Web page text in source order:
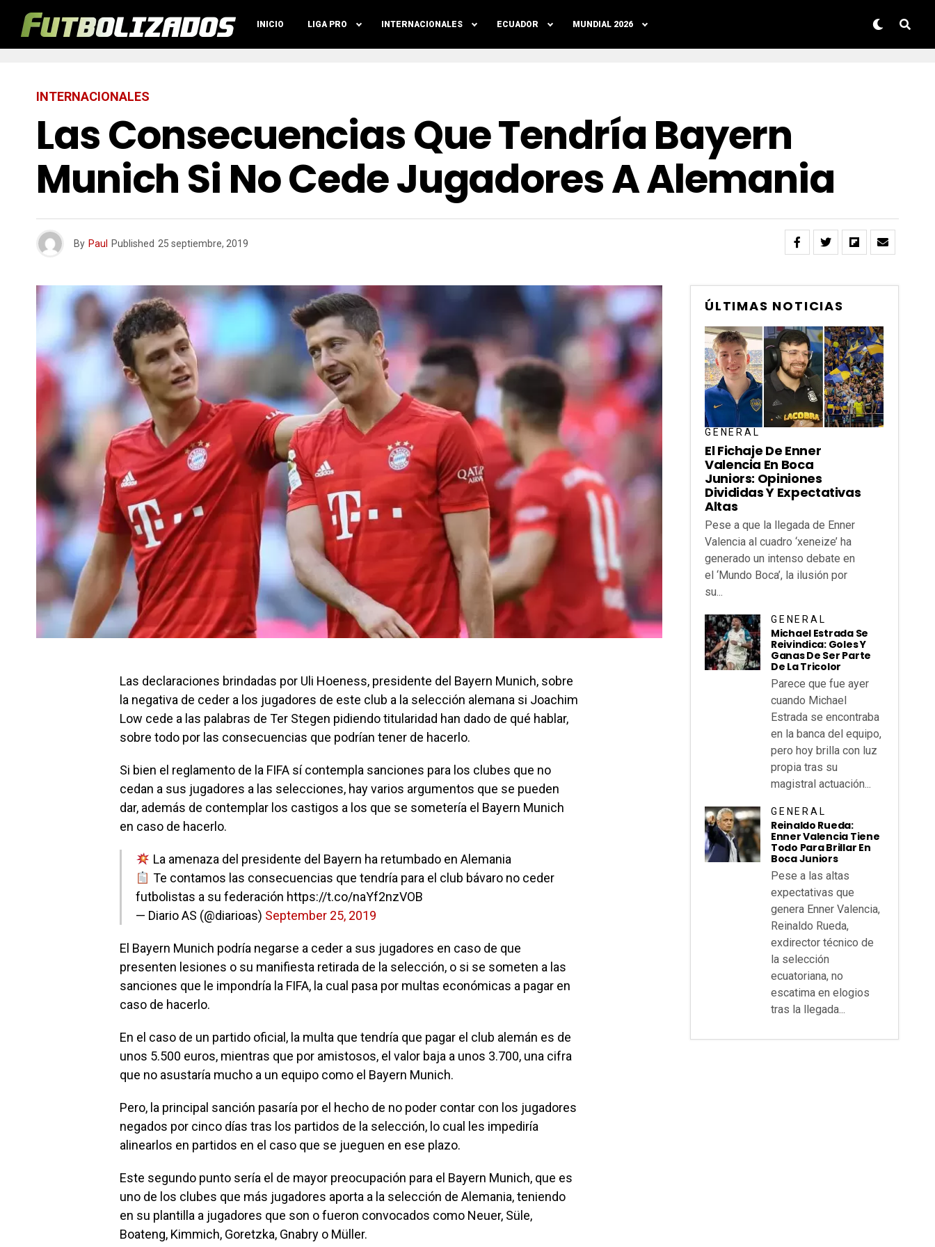
INICIO LIGA PRO INTERNACIONALES ECUADOR MUNDIAL 2026
INTERNACIONALES
Las Consecuencias Que Tendría Bayern
Munich Si No Cede Jugadores A Alemania
By Paul Published 25 septiembre, 2019
Las declaraciones brindadas por Uli Hoeness​, presidente del Bayern Munich, sobre
la negativa de ceder a los jugadores de este club a la selección alemana si Joachim
Low cede a las palabras de Ter Stegen pidiendo titularidad han dado de qué hablar,
sobre todo por las consecuencias que podrían tener de hacerlo.
Si bien el reglamento de la FIFA sí contempla sanciones para los clubes que no
cedan a sus jugadores a las selecciones, hay varios argumentos que se pueden
dar, además de contemplar los castigos a los que se sometería el Bayern Munich
en caso de hacerlo.
La amenaza del presidente del Bayern ha retumbado en Alemania
Te contamos las consecuencias que tendría para el club bávaro no ceder
futbolistas a su federación https://t.co/naYf2nzVOB
— Diario AS (@diarioas) September 25, 2019
El Bayern Munich podría negarse a ceder a sus jugadores en caso de que
presenten lesiones o su manifiesta retirada de la selección, o si se someten a las
sanciones que le impondría la FIFA, la cual pasa por multas económicas a pagar en
caso de hacerlo.
En el caso de un partido oficial, la multa que tendría que pagar el club alemán es de
unos 5.500 euros, mientras que por amistosos, el valor baja a unos 3.700, una cifra
que no asustaría mucho a un equipo como el Bayern Munich.
Pero, la principal sanción pasaría por el hecho de no poder contar con los jugadores
negados por cinco días tras los partidos de la selección, lo cual les impediría
alinearlos en partidos en el caso que se jueguen en ese plazo.
Este segundo punto sería el de mayor preocupación para el Bayern Munich, que es
uno de los clubes que más jugadores aporta a la selección de Alemania, teniendo
en su plantilla a jugadores que son o fueron convocados como Neuer, Süle,
Boateng, Kimmich, Goretzka, Gnabry o Müller.
ÚLTIMAS NOTICIAS
GENERAL
El Fichaje De Enner
Valencia En Boca
Juniors: Opiniones
Divididas Y Expectativas
Altas
Pese a que la llegada de Enner
Valencia al cuadro ‘xeneize’ ha
generado un intenso debate en
el ‘Mundo Boca’, la ilusión por
su...
GENERAL
Michael Estrada Se
Reivindica: Goles Y
Ganas De Ser Parte
De La Tricolor
Parece que fue ayer
cuando Michael
Estrada se encontraba
en la banca del equipo,
pero hoy brilla con luz
propia tras su
magistral actuación...
GENERAL
Reinaldo Rueda:
Enner Valencia Tiene
Todo Para Brillar En
Boca Juniors
Pese a las altas
expectativas que
genera Enner Valencia,
Reinaldo Rueda,
exdirector técnico de
la selección
ecuatoriana, no
escatima en elogios
tras la llegada...